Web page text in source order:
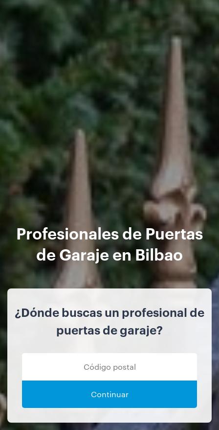
Profesionales de Puertas
de Garaje en Bilbao
¿Dónde buscas un profesional de
puertas de garaje?
Continuar